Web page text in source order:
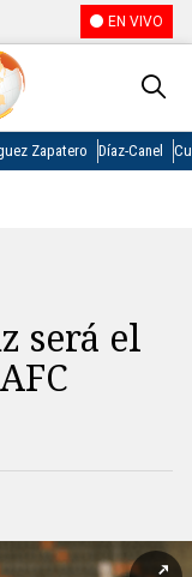
EN VIVO
Zapatero Díaz-Canel
será el